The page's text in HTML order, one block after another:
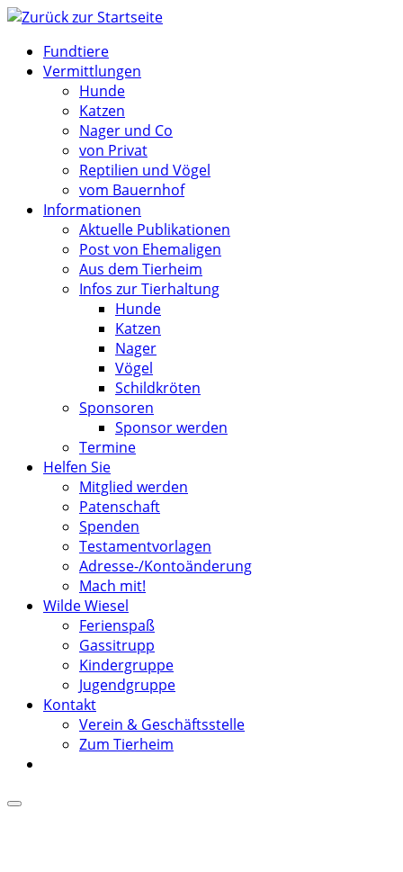
Zum
springenFundtiere
Vermittlungen
Hunde
Katzen
Nager und Co
von Privat
Reptilien und Vögel
vom Bauernhof
Informationen
Aktuelle Publikationen
Post von Ehemaligen
Aus dem Tierheim
Infos zur Tierhaltung
Hunde
Katzen
Nager
Vögel
Schildkröten
Sponsoren
Sponsor werden
Termine
Helfen Sie
Mitglied werden
Patenschaft
Spenden
Testamentvorlagen
Adresse-/Kontoänderung
Mach mit!
Wilde Wiesel
Ferienspaß
Gassitrupp
Kindergruppe
Jugendgruppe
Kontakt
Verein & Geschäftsstelle
Zum Tierheim